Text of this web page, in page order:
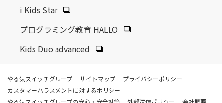
i Kids Star
プログラミング教育 HALLO
Kids Duo advanced
やる気スイッチグループ サイトマップ
プライバシーポリシー
カスタマーハラスメントに対するポリシー